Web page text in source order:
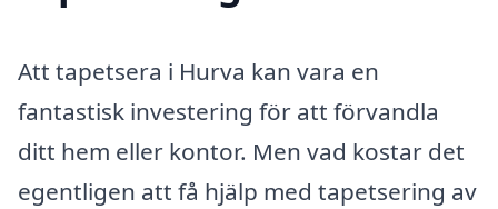
Att tapetsera i Hurva kan vara en
fantastisk investering för att förvandla
ditt hem eller kontor. Men vad kostar det
egentligen att få hjälp med tapetsering av